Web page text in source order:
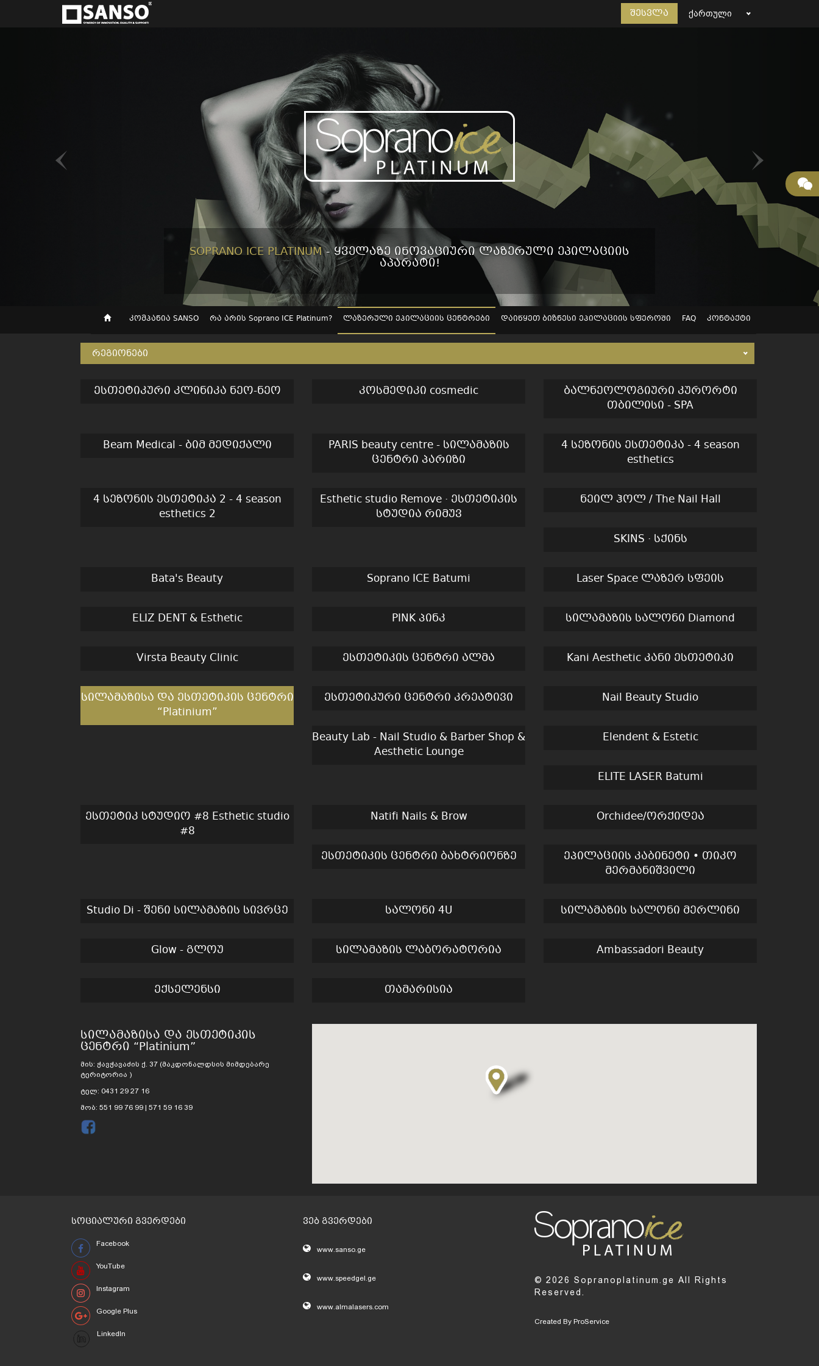
ᲥᲐᲠᲗᲣᲚᲘ
შესვლა
SOPRANO ICE PLATINUM- ყველაზე ინოვაციური ლაზერული ეპილაციის
აპარატი!
კომპანია SANSO რა არის Soprano ICE Platinum? ლაზერული ეპილაციის ცენტრები დაიწყეთ ბიზნესი ეპილაციის სფეროში FAQ კონტაქტი
რეგიონები
ესთეტიკური კლინიკა ნეო-ნეო კოსმედიკი cosmedic
ბალნეოლოგიური კურორტი
თბილისი - SPA
Beam Medical - ბიმ მედიქალი
PARIS beauty centre - სილამაზის
ცენტრი პარიზი
4 სეზონის ესთეტიკა - 4 season
esthetics
4 სეზონის ესთეტიკა 2 - 4 season
esthetics 2
Esthetic studio Remove · ესთეტიკის
სტუდია რიმუვ
ნეილ ჰოლ / The Nail Hall
SKINS · სქინს
Bata's Beauty Soprano ICE Batumi Laser Space ლაზერ სფეის
ELIZ DENT & Esthetic PINK პინკ სილამაზის სალონი Diamond
Virsta Beauty Clinic ესთეტიკის ცენტრი ალმა Kani Aesthetic კანი ესთეტიკი
სილამაზისა და ესთეტიკის ცენტრი
“Platinium”
ესთეტიკური ცენტრი კრეატივი Nail Beauty Studio
Beauty Lab - Nail Studio & Barber Shop &
Aesthetic Lounge
Elendent & Estetic
ELITE LASER Batumi
ესთეტიკ სტუდიო #8 Esthetic studio
#8
Natifi Nails & Brow Orchidee/ორქიდეა
ესთეტიკის ცენტრი ბახტრიონზე
ეპილაციის კაბინეტი • თიკო
მერმანიშვილი
Studio Di - შენი სილამაზის სივრცე სალონი 4U სილამაზის სალონი მერლინი
Glow - გლოუ სილამაზის ლაბორატორია Ambassadori Beauty
ექსელენსი თამარისია
სილამაზისა და ესთეტიკის
ცენტრი “Platinium”
მის: ჭავჭავაძის ქ. 37 (მაკდონალდსის მიმდებარე
ტერიტორია )
ტელ: 0431 29 27 16
მობ: 551 99 76 99 | 571 59 16 39
სოციალური გვერდები
Facebook
YouTube
Instagram
Google Plus
LinkedIn
ვებ გვერდები
www.sanso.ge
www.speedgel.ge
www.almalasers.com
© 2026 Sopranoplatinum.ge All Rights
Reserved.
Created By ProService